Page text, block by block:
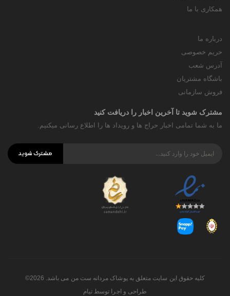
همکاری با ما
درباره ما
حریم خصوصی
آدرس شعب
باشگاه مشتریان
فروش سازمانی
مشترک شوید تا آخرین اخبار را دریافت کنید
ما به شما تمامی اخبار حراج ها و رویداد ها را اطلاع رسانی میکنیم.
مشترک شوید
کلیه حقوق این سایت متعلق به پوشاک مردانه ست من می باشد. 2026©
طراحی و اجرا توسط تیام